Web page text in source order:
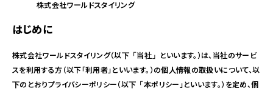
株式会社ワールドスタイリング
はじめに
株式会社ワールドスタイリング（以下「当社」といいます。）は、当社のサービ
スを利用する方（以下「利用者」といいます。）の個人情報の取扱いについて、以
下のとおりプライバシーポリシー（以下「本ポリシー」といいます。）を定め、個